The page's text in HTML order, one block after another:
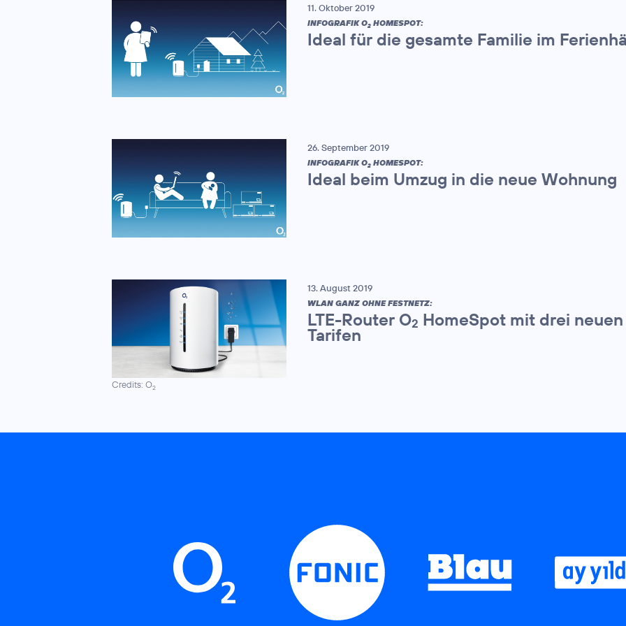
11. Oktober 2019
INFOGRAFIK O2 HOMESPOT:
Ideal für die gesamte Familie im
26. September 2019
INFOGRAFIK O2 HOMESPOT:
Ideal beim Umzug in die neue Wohnung
Credits: O2
13. August 2019
WLAN GANZ OHNE FESTNETZ:
LTE-Router O2 HomeSpot mit drei neuen
Tarifen